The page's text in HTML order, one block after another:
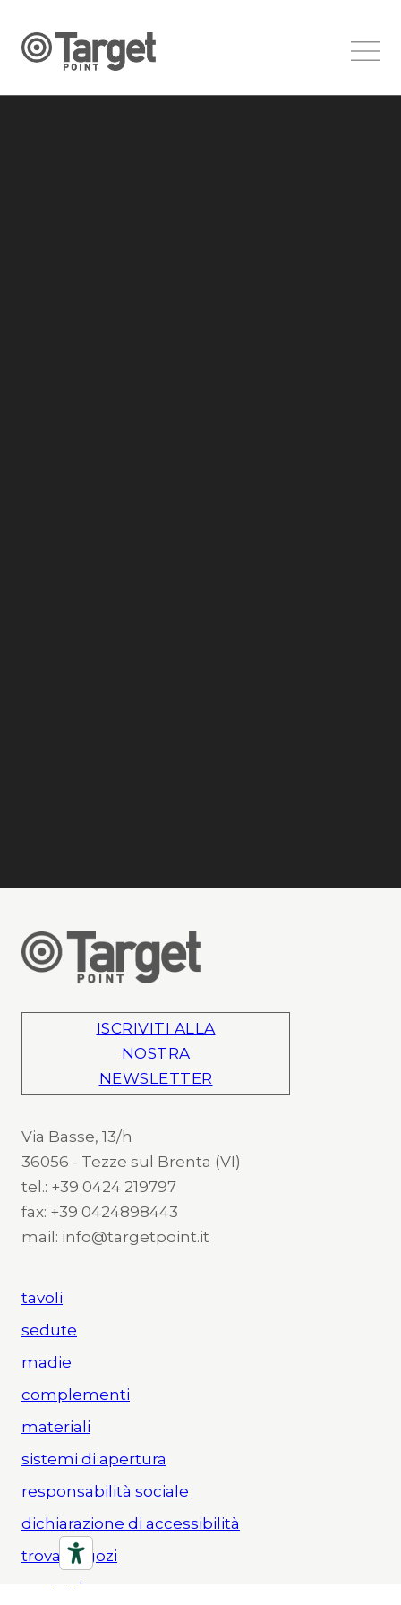
ISCRIVITI ALLA
NOSTRA
NEWSLETTER
Via Basse, 13/h
36056 - Tezze sul Brenta (VI)
tel.: +39 0424 219797
fax: +39 0424898443
mail: info@targetpoint.it
tavoli
sedute
madie
complementi
materiali
sistemi di apertura
responsabilità sociale
dichiarazione di accessibilità
trova negozi
contatti